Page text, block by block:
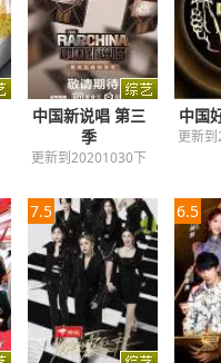
中国新说唱 第三
季
更新到20201030下
中国
更新
7.5 6.5